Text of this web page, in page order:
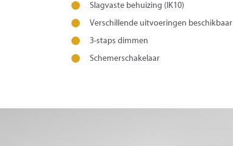
Slagvaste behuizing (IK10)
Verschillende uitvoeringen beschikbaar
3-staps dimmen
Schemerschakelaar